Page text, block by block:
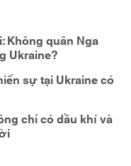
Không quân Nga
Ukraine?
sự tại Ukraine có
chỉ có dầu khí và